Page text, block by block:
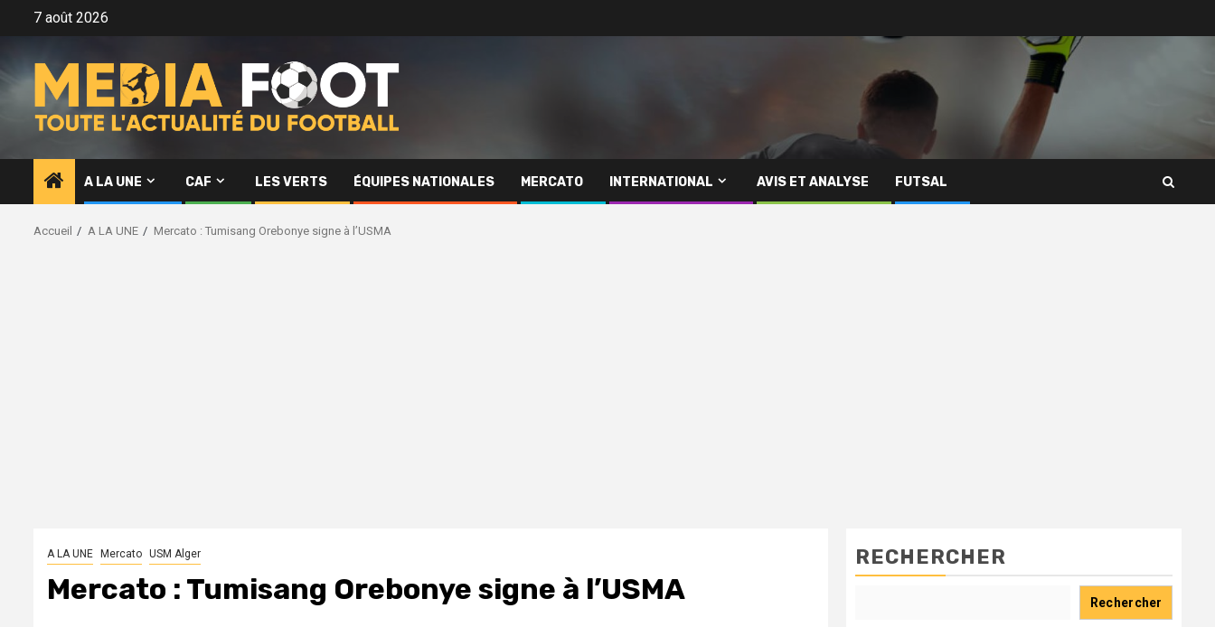
7 août 2026
A LA UNE CAF LES VERTS ÉQUIPES NATIONALES MERCATO INTERNATIONAL AVIS ET ANALYSE FUTSAL
Accueil A LA UNE Mercato : Tumisang Orebonye signe à l’USMA
A LA UNE Mercato USM Alger
Mercato : Tumisang Orebonye signe à l’USMA
RECHERCHER
Rechercher